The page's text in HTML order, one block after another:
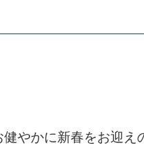
やかに新春をお迎え